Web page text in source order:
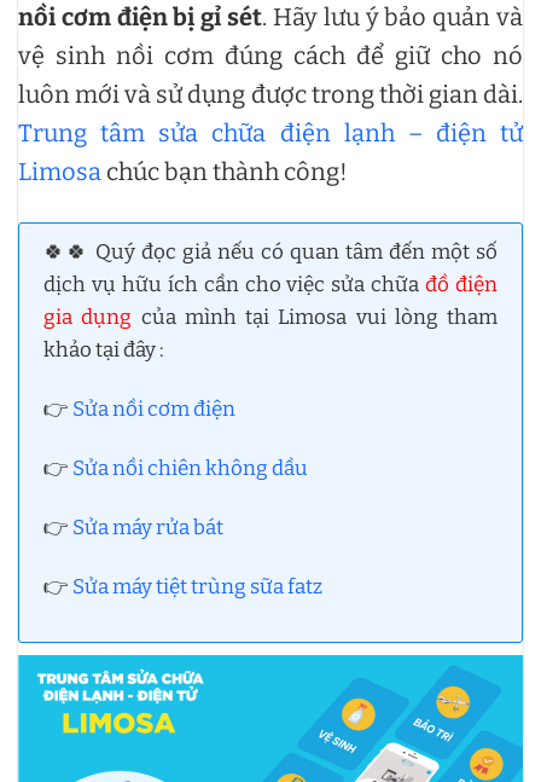
nồi cơm điện bị gỉ sét. Hãy lưu ý bảo quản và
vệ sinh nồi cơm đúng cách để giữ cho nó
luôn mới và sử dụng được trong thời gian dài.
Trung tâm sửa chữa điện lạnh – điện tử
Limosa chúc bạn thành công!
🍀🍀 Quý đọc giả nếu có quan tâm đến một số
dịch vụ hữu ích cần cho việc sửa chữađồ điện
gia dụng của mình tại Limosa vui lòng tham
khảo tại đây :
👉 Sửa nồi cơm điện
👉 Sửa nồi chiên không dầu
👉 Sửa máy rửa bát
👉 Sửa máy tiệt trùng sữa fatz